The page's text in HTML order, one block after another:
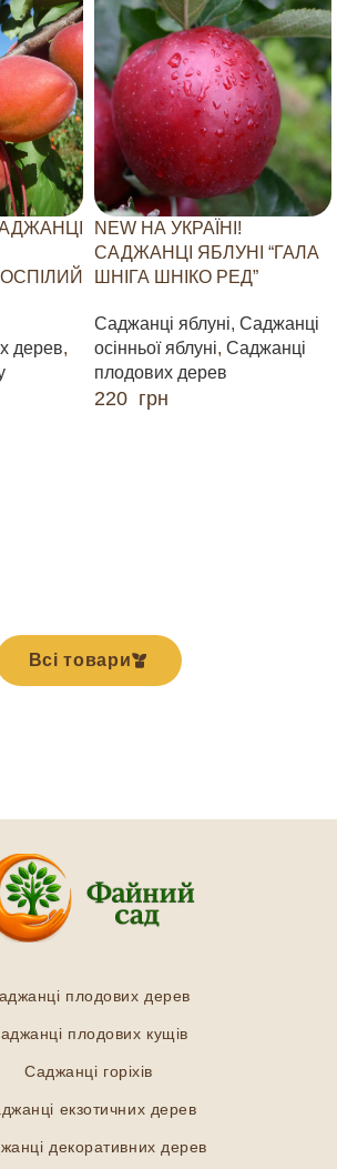
дерев,
NEW НА УКРАЇНІ!
САДЖАНЦІ ЯБЛУНІ “ГАЛА
ШНІГА ШНІКО РЕД”
Саджанці яблуні, Саджанці
осінньої яблуні, Саджанці
плодових дерев
220 грн
Всі товари
плодових дерев
плодових кущів
Саджанці горіхів
екзотичних дерев
декоративних дерев